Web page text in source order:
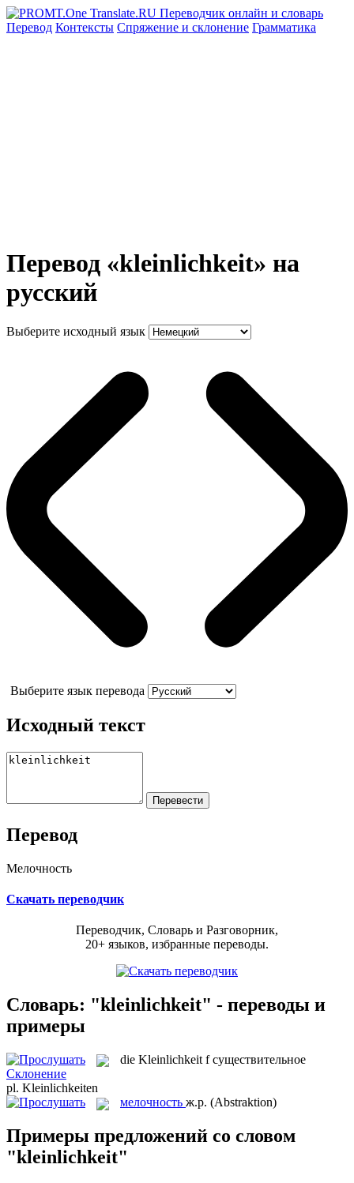
Перевод Контексты Спряжение и склонение Грамматика
Перевод «kleinlichkeit» на
русский
Выберите исходный язык
Выберите язык перевода
Исходный текст
Перевод
Мелочность
Скачать переводчик
Переводчик, Словарь и Разговорник,
20+ языков, избранные переводы.
Словарь: "kleinlichkeit" - переводы и
примеры
die Kleinlichkeit f существительное
Склонение
pl. Kleinlichkeiten
мелочность ж.р. (Abstraktion)
Примеры предложений со словом
"kleinlichkeit"